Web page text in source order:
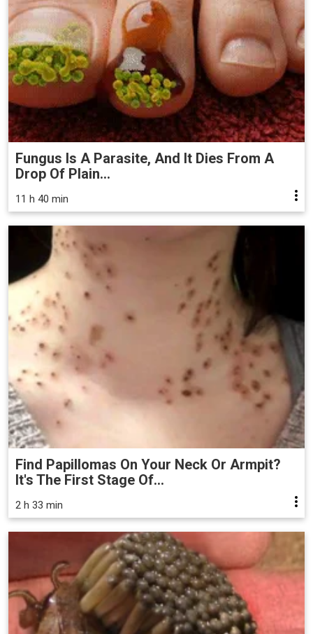
Fungus Is A Parasite, And It Dies From A
Drop Of Plain...
11 h 40 min
Find Papillomas On Your Neck Or Armpit?
It's The First Stage Of...
2 h 33 min